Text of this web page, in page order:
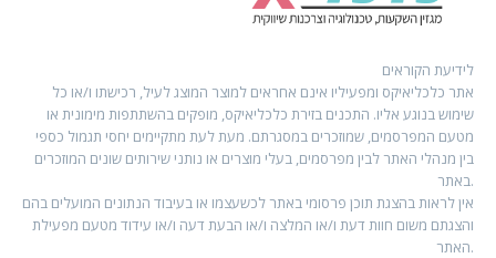
לידיעת הקוראים
אתר כלכליאיקס ומפעיליו אינם אחראים למוצר המוצג לעיל, רכישתו ו/או כל
שימוש בנוגע אליו. התכנים בזירת כלכליאיקס, מופקים בהשתתפות מימונית או
מטעם המפרסמים, שמוזכרים במסגרתם. מעת לעת מתקיימים יחסי תגמול כספי
בין מנהלי האתר לבין מפרסמים, בעלי מוצרים או נותני שירותים שונים המוזכרים
באתר.
אין לראות בהצגת תוכן פרסומי באתר לכשעצמו או בעיבוד הנתונים המועלים בהם
והצגתם משום חוות דעת ו/או המלצה ו/או הבעת דעה ו/או עידוד מטעם מפעילת
האתר.